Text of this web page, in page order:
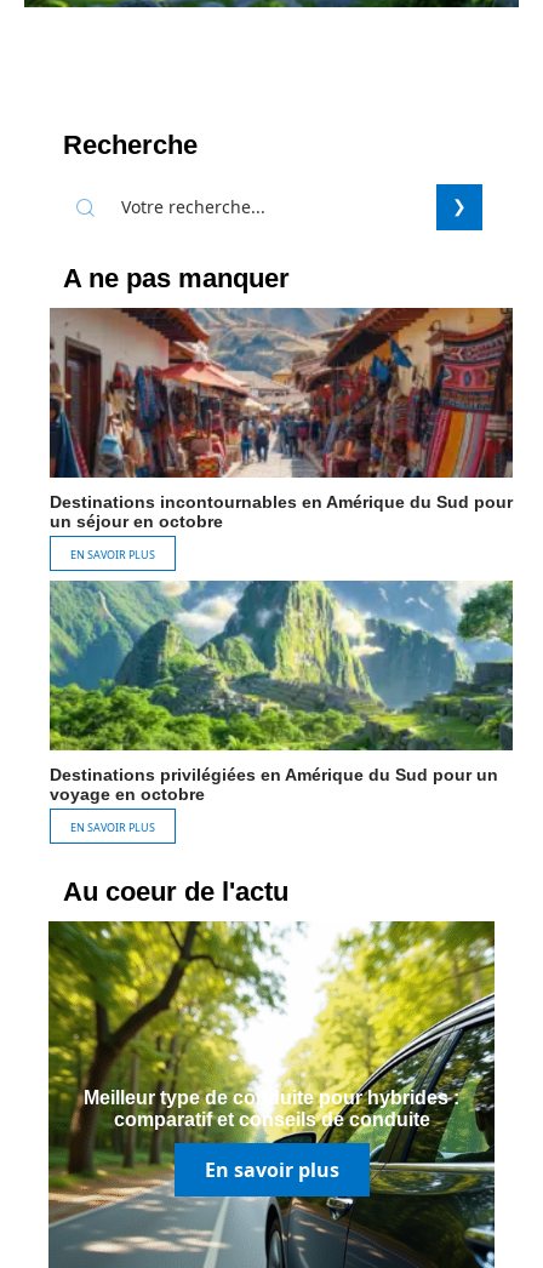
Recherche
A ne pas manquer
Destinations incontournables en Amérique du Sud pour
un séjour en octobre
EN SAVOIR PLUS
Destinations privilégiées en Amérique du Sud pour un
voyage en octobre
EN SAVOIR PLUS
Au coeur de l'actu
Meilleur type de conduite pour hybrides :
comparatif et conseils de conduite
En savoir plus